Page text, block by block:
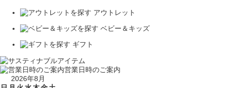
アウトレット
ベビー＆キッズ
ギフト
営業日時のご案内
2026年8月